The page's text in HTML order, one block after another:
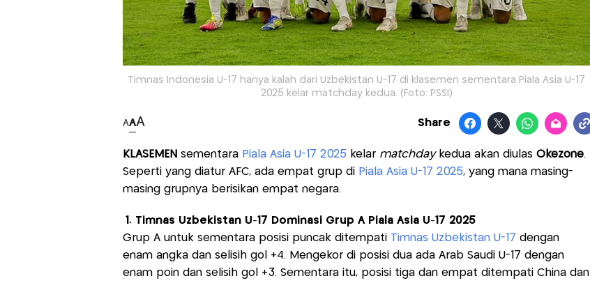
Timnas Indonesia U-17 hanya kalah dari Uzbekistan U-17 di klasemen sementara Piala Asia U-17
2025 kelar matchday kedua. (Foto: PSSI)
AAA Share
KLASEMEN sementara Piala Asia U-17 2025 kelarmatchdaykedua akan diulasOkezone.
Seperti yang diatur AFC, ada empat grup di Piala Asia U-17 2025, yang mana masing-
masing grupnya berisikan empat negara.
1. Timnas Uzbekistan U-17 Dominasi Grup A Piala Asia U-17 2025
Grup A untuk sementara posisi puncak ditempati Timnas Uzbekistan U-17 dengan
enam angka dan selisih gol +4. Mengekor di posisi dua ada Arab Saudi U-17 dengan
enam poin dan selisih gol +3. Sementara itu, posisi tiga dan empat ditempati China dan